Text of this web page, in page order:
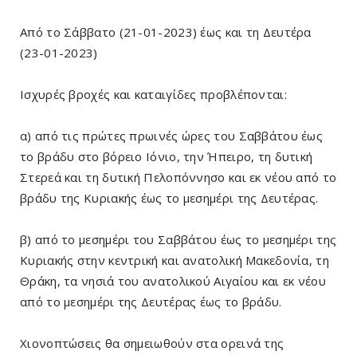
Από το Σάββατο (21-01-2023) έως και τη Δευτέρα
(23-01-2023)
Ισχυρές βροχές και καταιγίδες προβλέπονται:
α) από τις πρώτες πρωινές ώρες του Σαββάτου έως
το βράδυ στο βόρειο Ιόνιο, την Ήπειρο, τη δυτική
Στερεά και τη δυτική Πελοπόννησο και εκ νέου από το
βράδυ της Κυριακής έως το μεσημέρι της Δευτέρας.
β) από το μεσημέρι του Σαββάτου έως το μεσημέρι της
Κυριακής στην κεντρική και ανατολική Μακεδονία, τη
Θράκη, τα νησιά του ανατολικού Αιγαίου και εκ νέου
από το μεσημέρι της Δευτέρας έως το βράδυ.
Χιονοπτώσεις θα σημειωθούν στα ορεινά της